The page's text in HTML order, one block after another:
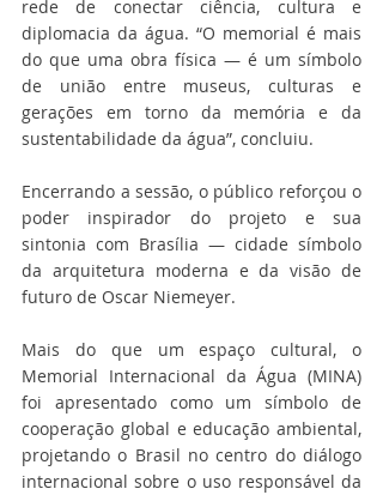
rede de conectar ciência, cultura e
diplomacia da água. “O memorial é mais
do que uma obra física — é um símbolo
de união entre museus, culturas e
gerações em torno da memória e da
sustentabilidade da água”, concluiu.
Encerrando a sessão, o público reforçou o
poder inspirador do projeto e sua
sintonia com Brasília — cidade símbolo
da arquitetura moderna e da visão de
futuro de Oscar Niemeyer.
Mais do que um espaço cultural, o
Memorial Internacional da Água (MINA)
foi apresentado como um símbolo de
cooperação global e educação ambiental,
projetando o Brasil no centro do diálogo
internacional sobre o uso responsável da